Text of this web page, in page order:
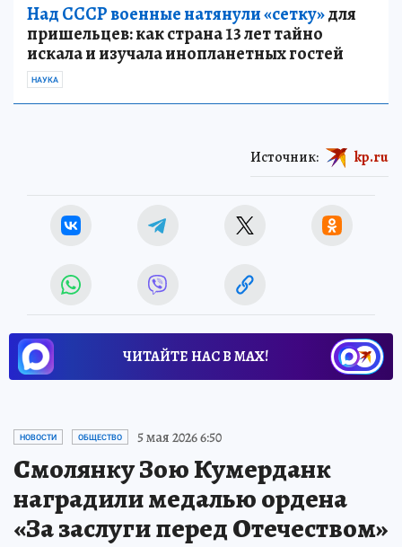
Над СССР военные натянули «сетку»для
пришельцев: как страна 13 лет тайно
искала и изучала инопланетных гостей
НАУКА
Источник: kp.ru
ЧИТАЙТЕ НАС В МАХ!
НОВОСТИ ОБЩЕСТВО 5 мая 2026 6:50
Смолянку Зою Кумерданк
наградили медалью ордена
«За заслуги перед Отечеством»